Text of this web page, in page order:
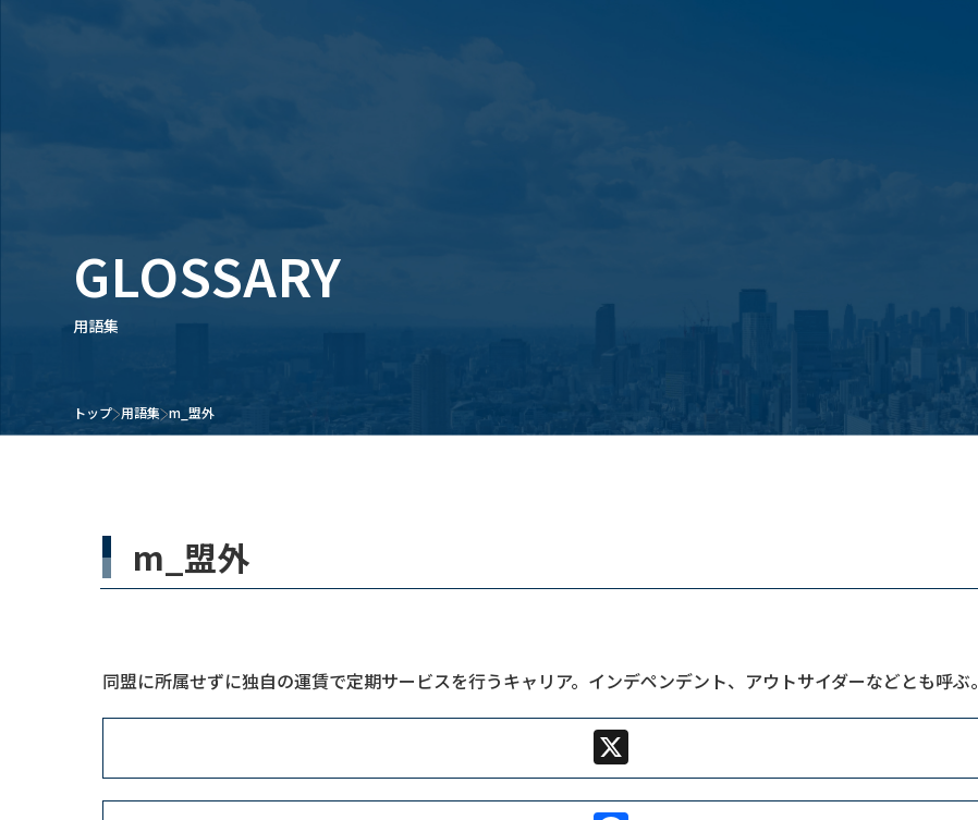
GLOSSARY
用語集
トップ 用語集 m_盟外
m_盟外
同盟に所属せずに独自の運賃で定期サービスを行うキャリア。インデペンデント、アウトサイダーなどとも呼ぶ。